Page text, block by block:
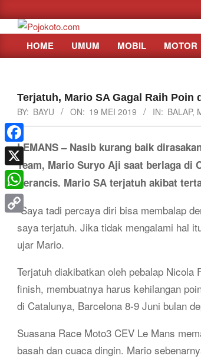
to
content
Primary
HOME UMUM MOBIL MOTOR
Terjatuh, Mario SA Gagal Raih Poin
BY: BAYU ON: 19 MEI 2019 IN: BALAP,
LEMANS – Nasib kurang baik
Team, Mario Suryo Aji saat berlaga di
Perancis. Mario SA terjatuh akibat
“Saya tadi percaya diri bisa membalap
saya terjatuh. Jika tidak mengalami hal
ujar Mario.
Terjatuh diakibatkan oleh pebalap
finish, membuatnya harus kehilangan
di Catalunya, Barcelona 8-9 Juni bulan
Suasana Race Moto3 CEV Le Mans
basah dan cuaca dingin. Mario
Facebook
X
WhatsApp
Link